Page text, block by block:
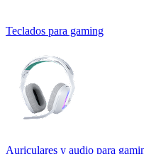
Teclados para gaming
Auriculares y audio para